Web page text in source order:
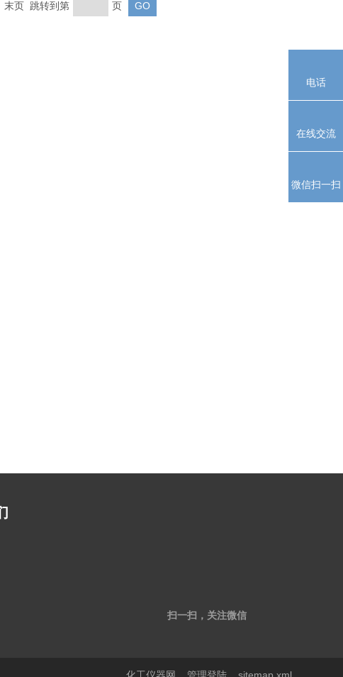
末页 跳转到第 页
扫一扫，关注微信
电话
在线交流
微信扫一扫